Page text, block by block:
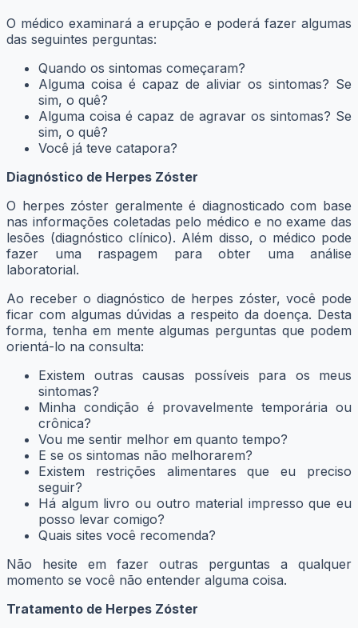
O médico examinará a erupção e poderá fazer algumas
das seguintes perguntas:
Quando os sintomas começaram?
Alguma coisa é capaz de aliviar os sintomas? Se
sim, o quê?
Alguma coisa é capaz de agravar os sintomas? Se
sim, o quê?
Você já teve catapora?
Diagnóstico de Herpes Zóster
O herpes zóster geralmente é diagnosticado com base
nas informações coletadas pelo médico e no exame das
lesões (diagnóstico clínico). Além disso, o médico pode
fazer uma raspagem para obter uma análise
laboratorial.
Ao receber o diagnóstico de herpes zóster, você pode
ficar com algumas dúvidas a respeito da doença. Desta
forma, tenha em mente algumas perguntas que podem
orientá-lo na consulta:
Existem outras causas possíveis para os meus
sintomas?
Minha condição é provavelmente temporária ou
crônica?
Vou me sentir melhor em quanto tempo?
E se os sintomas não melhorarem?
Existem restrições alimentares que eu preciso
seguir?
Há algum livro ou outro material impresso que eu
posso levar comigo?
Quais sites você recomenda?
Não hesite em fazer outras perguntas a qualquer
momento se você não entender alguma coisa.
Tratamento de Herpes Zóster